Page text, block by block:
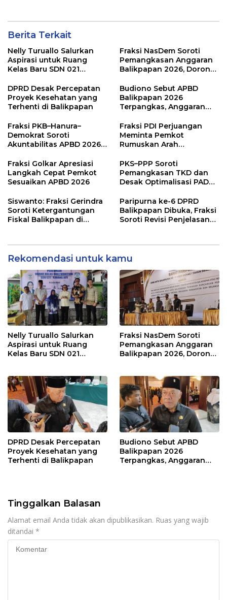
Berita Terkait
Nelly Turuallo Salurkan
Aspirasi untuk Ruang
Kelas Baru SDN 021
Fraksi NasDem Soroti
Pemangkasan Anggaran
Balikpapan 2026, Dorong
Publik
DPRD Desak Percepatan
Proyek Kesehatan yang
Terhenti di Balikpapan
Budiono Sebut APBD
Balikpapan 2026
Terpangkas, Anggaran
Fraksi PKB–Hanura–
Demokrat Soroti
Akuntabilitas APBD 2026
Pengawasan Belanja
Modal
Fraksi PDI Perjuangan
Meminta Pemkot
Rumuskan Arah
Terukur sebagai
Penyangga IKN
Fraksi Golkar Apresiasi
Langkah Cepat Pemkot
Sesuaikan APBD 2026
PKS–PPP Soroti
Pemangkasan TKD dan
Desak Optimalisasi PAD
Balikpapan 2026
Siswanto: Fraksi Gerindra
Soroti Ketergantungan
Fiskal Balikpapan di
Paripurna ke-6 DPRD
Balikpapan Dibuka, Fraksi
Soroti Revisi Penjelasan
Rekomendasi untuk kamu
Nelly Turuallo Salurkan
Aspirasi untuk Ruang
Kelas Baru SDN 021
Fraksi NasDem Soroti
Pemangkasan Anggaran
Balikpapan 2026, Dorong
DPRD Desak Percepatan
Proyek Kesehatan yang
Terhenti di Balikpapan
Budiono Sebut APBD
Balikpapan 2026
Terpangkas, Anggaran
Tinggalkan Balasan
Alamat email Anda tidak akan dipublikasikan. Ruas yang wajib
ditandai *